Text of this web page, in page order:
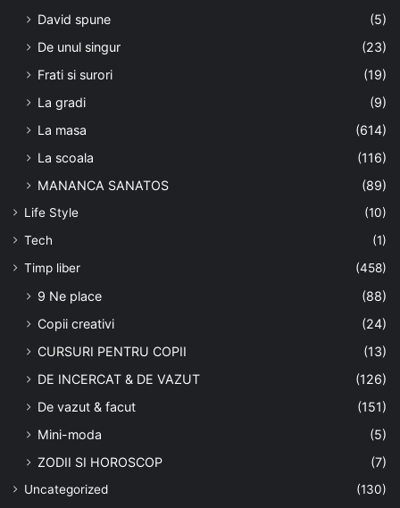
David spune
(5)
De unul singur
(23)
Frati si surori
(19)
La gradi
(9)
La masa
(614)
La scoala
(116)
MANANCA SANATOS
(89)
Life Style
(10)
Tech
(1)
Timp liber
(458)
9 Ne place
(88)
Copii creativi
(24)
CURSURI PENTRU COPII
(13)
DE INCERCAT & DE VAZUT
(126)
De vazut & facut
(151)
Mini-moda
(5)
ZODII SI HOROSCOP
(7)
Uncategorized
(130)